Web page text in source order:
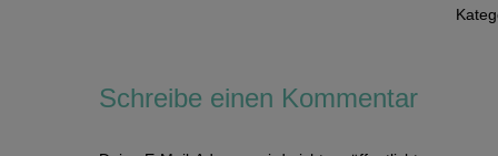
Schreibe einen Kommentar